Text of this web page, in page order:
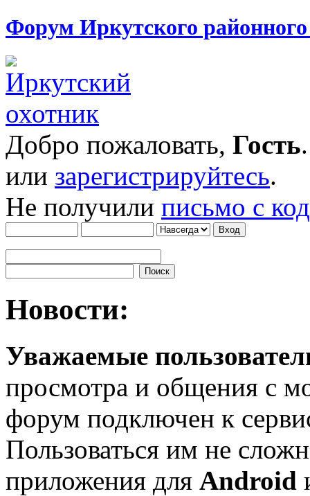
Форум Иркутского
Добро пожаловать, Гость
или зарегистрируйтесь.
Не получили письмо с
Новости:
Уважаемые
просмотра и общения с
форум подключен к
Пользоваться им не
приложения для Android